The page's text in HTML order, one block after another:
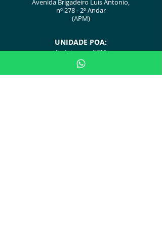
Avenida Brigadeiro Luis Antonio,
nº 278 - 2º Andar
(APM)
UNIDADE POA:
Av. Ipiranga, 5311
(AMRIGS - Centro de Simulação)